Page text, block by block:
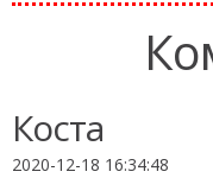
Коста
2020-12-18 16:34:48